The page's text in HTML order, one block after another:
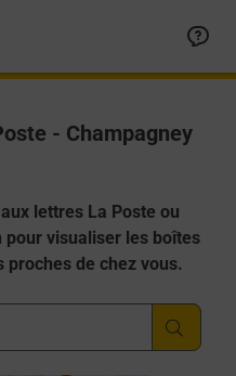
- Champagney
lettres La Poste ou
visualiser les boîtes
proches de chez vous.